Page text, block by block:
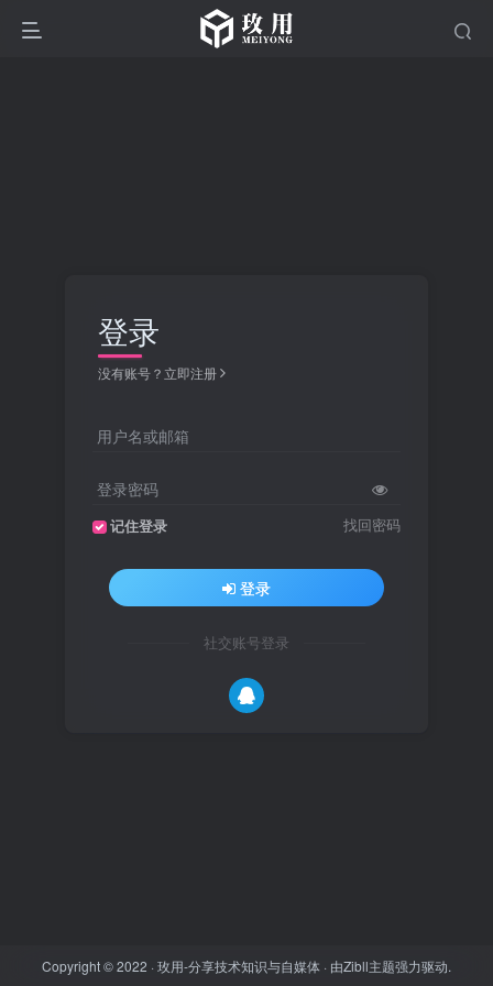
登录
没有账号？立即注册
用户名或邮箱
登录密码
记住登录 找回密码
登录
社交账号登录
Copyright © 2022 ·玫用-分享技术知识与自媒体 · 由Zibll主题强力驱动.